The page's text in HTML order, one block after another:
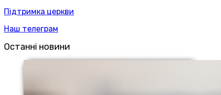
Підтримка церкви
Наш телеграм
Останні новини